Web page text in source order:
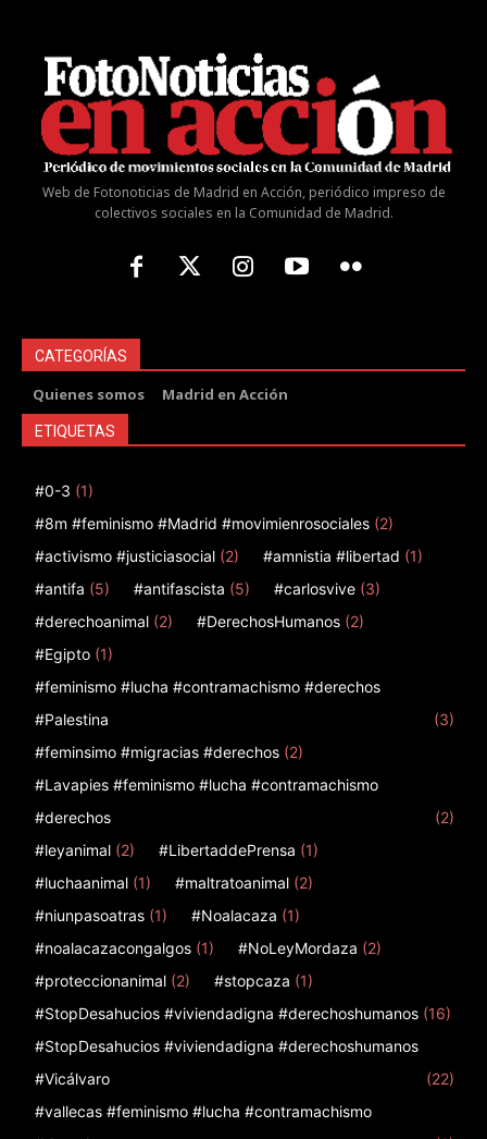
Web de Fotonoticias de Madrid en Acción, periódico impreso de
colectivos sociales en la Comunidad de Madrid.
CATEGORÍAS
Quienes somos Madrid en Acción
ETIQUETAS
#0-3 (1)
#8m #feminismo #Madrid #movimienrosociales (2)
#activismo #justiciasocial (2) #amnistia #libertad (1)
#antifa (5) #antifascista (5) #carlosvive (3)
#derechoanimal (2) #DerechosHumanos (2)
#Egipto (1)
#feminismo #lucha #contramachismo #derechos
#Palestina
(3)
#feminsimo #migracias #derechos (2)
#Lavapies #feminismo #lucha #contramachismo
#derechos
(2)
#leyanimal (2) #LibertaddePrensa (1)
#luchaanimal (1) #maltratoanimal (2)
#niunpasoatras (1) #Noalacaza (1)
#noalacazacongalgos (1) #NoLeyMordaza (2)
#proteccionanimal (2) #stopcaza (1)
#StopDesahucios #viviendadigna #derechoshumanos (16)
#StopDesahucios #viviendadigna #derechoshumanos
#Vicálvaro
(22)
#vallecas #feminismo #lucha #contramachismo